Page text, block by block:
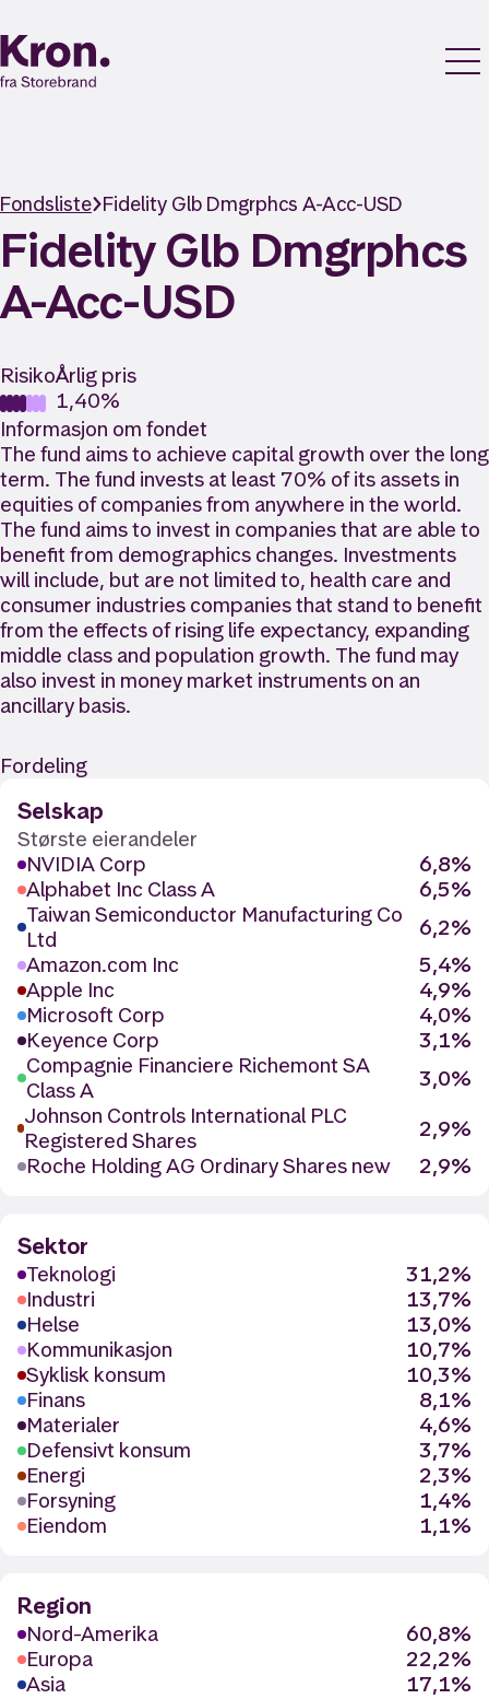
Fondsliste Fidelity Glb Dmgrphcs A-Acc-USD
Fidelity Glb Dmgrphcs
A-Acc-USD
RisikoÅrlig pris
1,40%
Informasjon om fondet
The fund aims to achieve capital growth over the long
term. The fund invests at least 70% of its assets in
equities of companies from anywhere in the world.
The fund aims to invest in companies that are able to
benefit from demographics changes. Investments
will include, but are not limited to, health care and
consumer industries companies that stand to benefit
from the effects of rising life expectancy, expanding
middle class and population growth. The fund may
also invest in money market instruments on an
ancillary basis.
Fordeling
Selskap
Største eierandeler
NVIDIA Corp
6,8%
Alphabet Inc Class A
6,5%
Taiwan Semiconductor Manufacturing Co
Ltd
6,2%
Amazon.com Inc
5,4%
Apple Inc
4,9%
Microsoft Corp
4,0%
Keyence Corp
3,1%
Compagnie Financiere Richemont SA
Class A
3,0%
Johnson Controls International PLC
Registered Shares
2,9%
Roche Holding AG Ordinary Shares new
2,9%
Sektor
Teknologi
31,2%
Industri
13,7%
Helse
13,0%
Kommunikasjon
10,7%
Syklisk konsum
10,3%
Finans
8,1%
Materialer
4,6%
Defensivt konsum
3,7%
Energi
2,3%
Forsyning
1,4%
Eiendom
1,1%
Region
Nord-Amerika
60,8%
Europa
22,2%
Asia
17,1%